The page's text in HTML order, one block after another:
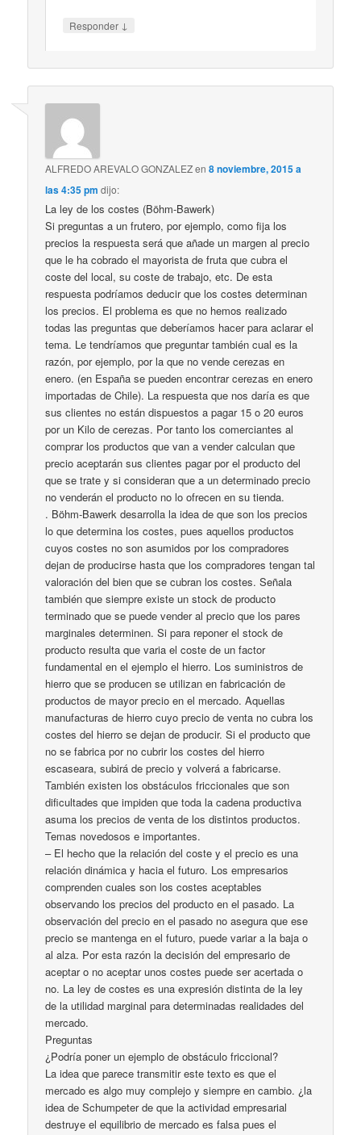
Responder ↓
ALFREDO AREVALO GONZALEZen8 noviembre, 2015 a
las 4:35 pm dijo:
La ley de los costes (Böhm-Bawerk)
Si preguntas a un frutero, por ejemplo, como fija los
precios la respuesta será que añade un margen al precio
que le ha cobrado el mayorista de fruta que cubra el
coste del local, su coste de trabajo, etc. De esta
respuesta podríamos deducir que los costes determinan
los precios. El problema es que no hemos realizado
todas las preguntas que deberíamos hacer para aclarar el
tema. Le tendríamos que preguntar también cual es la
razón, por ejemplo, por la que no vende cerezas en
enero. (en España se pueden encontrar cerezas en enero
importadas de Chile). La respuesta que nos daría es que
sus clientes no están dispuestos a pagar 15 o 20 euros
por un Kilo de cerezas. Por tanto los comerciantes al
comprar los productos que van a vender calculan que
precio aceptarán sus clientes pagar por el producto del
que se trate y si consideran que a un determinado precio
no venderán el producto no lo ofrecen en su tienda.
. Böhm-Bawerk desarrolla la idea de que son los precios
lo que determina los costes, pues aquellos productos
cuyos costes no son asumidos por los compradores
dejan de producirse hasta que los compradores tengan tal
valoración del bien que se cubran los costes. Señala
también que siempre existe un stock de producto
terminado que se puede vender al precio que los pares
marginales determinen. Si para reponer el stock de
producto resulta que varia el coste de un factor
fundamental en el ejemplo el hierro. Los suministros de
hierro que se producen se utilizan en fabricación de
productos de mayor precio en el mercado. Aquellas
manufacturas de hierro cuyo precio de venta no cubra los
costes del hierro se dejan de producir. Si el producto que
no se fabrica por no cubrir los costes del hierro
escaseara, subirá de precio y volverá a fabricarse.
También existen los obstáculos friccionales que son
dificultades que impiden que toda la cadena productiva
asuma los precios de venta de los distintos productos.
Temas novedosos e importantes.
– El hecho que la relación del coste y el precio es una
relación dinámica y hacia el futuro. Los empresarios
comprenden cuales son los costes aceptables
observando los precios del producto en el pasado. La
observación del precio en el pasado no asegura que ese
precio se mantenga en el futuro, puede variar a la baja o
al alza. Por esta razón la decisión del empresario de
aceptar o no aceptar unos costes puede ser acertada o
no. La ley de costes es una expresión distinta de la ley
de la utilidad marginal para determinadas realidades del
mercado.
Preguntas
¿Podría poner un ejemplo de obstáculo friccional?
La idea que parece transmitir este texto es que el
mercado es algo muy complejo y siempre en cambio. ¿la
idea de Schumpeter de que la actividad empresarial
destruye el equilibrio de mercado es falsa pues el